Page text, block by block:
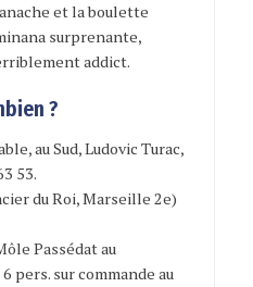
et la boulette
surprenante,
addict.
?
au Sud, Ludovic Turac,
53.
du Roi, Marseille 2e)
Passédat au
pers. sur commande au